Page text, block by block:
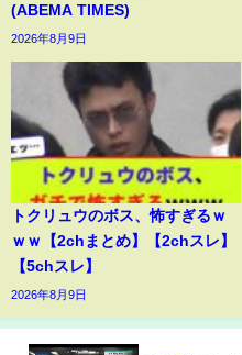
(ABEMA TIMES)
2026年8月9日
トクリュウのボス、怖すぎるｗ
ｗｗ【2chまとめ】【2chスレ】
【5chスレ】
2026年8月9日